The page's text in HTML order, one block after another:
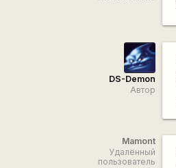
DS-Demon
Автор
Mamont
Удалённый
пользователь